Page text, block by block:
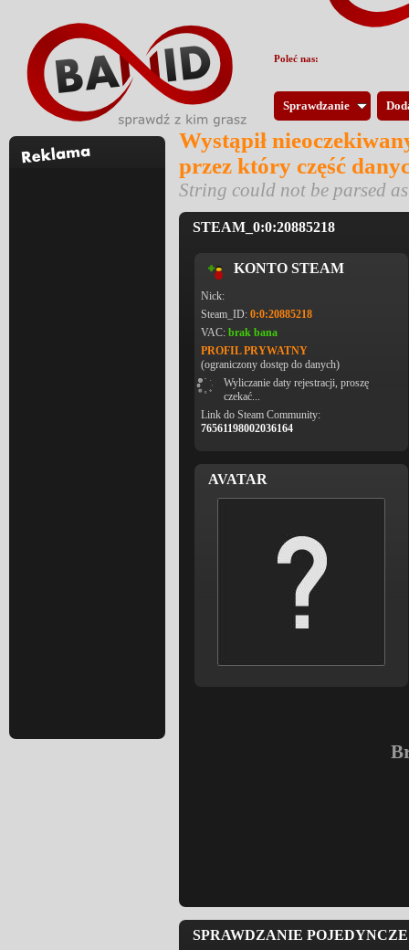
Sprawdzanie
Wystąpił
przez który część
String could not be parsed
STEAM_0:0:20885218
KONTO STEAM
Nick:
Steam_ID: 0:0:20885218
VAC: brak bana
PROFIL PRYWATNY
(ograniczony dostęp do danych)
Wyliczanie daty rejestracji, proszę
czekać...
Link do Steam Community:
76561198002036164
AVATAR
SPRAWDZANIE
Poleć nas: